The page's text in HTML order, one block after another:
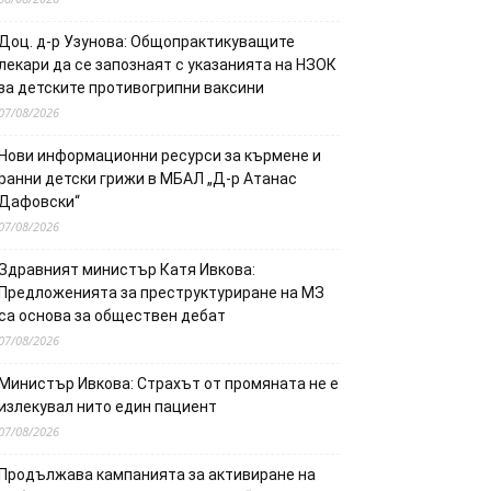
д-р Узунова: Общопрактикуващите
да се запознаят с указанията на НЗОК
детските противогрипни ваксини
08/2026
информационни ресурси за кърмене и
детски грижи в МБАЛ „Д-р Атанас
08/2026
министър Катя Ивкова:
за преструктуриране на МЗ
основа за обществен дебат
08/2026
Ивкова: Страхът от промяната не е
нито един пациент
08/2026
кампанията за активиране на